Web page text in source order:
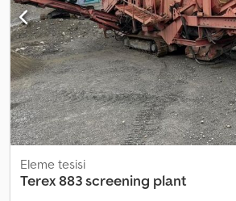
verilen yanıtla, Heinhuis'in Genel Hüküm ve
geçerliliğini kabul etmiş olursunuz ve bu
okuduğunuzu beyan edersiniz. Fiyatlarımız
fiyatlardır. = Ek Bilgiler = Yakıt türü: Dizel
Tahrik: Tekerlekli Boş ağırlık: 19.000 kg CE
durum: İyi Teknik durum: İyi Dksdpfjznwr Dsx
İyi = Şirket Bilgileri = Daha fazla bilgi için:
Eleme tesisi
Terex883 screening plant